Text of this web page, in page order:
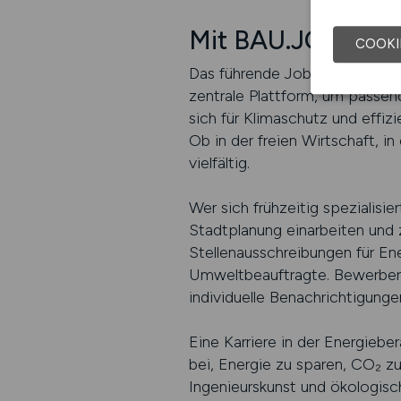
Mit BAU.JOBS
Das führende Jobportal für
zentrale Plattform, um
sich für Klimaschutz und
Ob in der freien Wirtschaft,
vielfältig.
Wer sich frühzeitig
Stadtplanung einarbeiten
Stellenausschreibungen für
Umweltbeauftragte.
individuelle
Eine Karriere in der
bei, Energie zu sparen, CO₂
Ingenieurskunst und